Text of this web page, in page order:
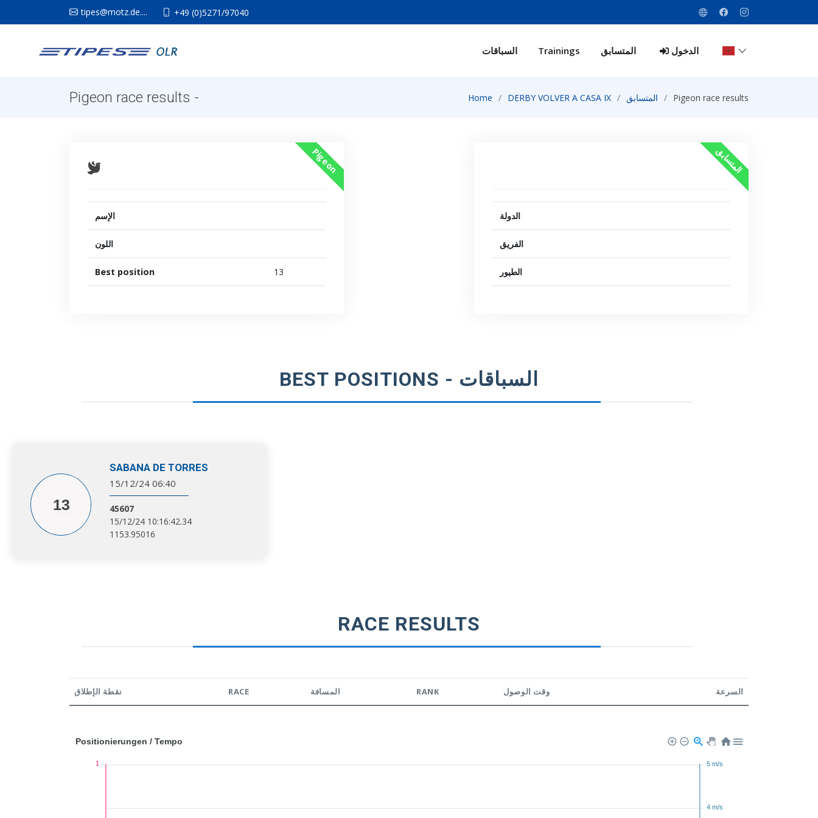
tipes@motz.de.... +49 (0)5271/97040
السباقات Trainings المتسابق الدخول
Pigeon race results - Home DERBY VOLVER A CASA IX المتسابق Pigeon race results
Pigeon
الإسم
اللون
Best position 13
المتسابق
الدولة
الفريق
الطيور
BEST POSITIONS - السباقات
13
SABANA DE TORRES
15/12/24 06:40
45607
15/12/24 10:16:42.34
1153.95016
RACE RESULTS
نقطة الإطلاق RACE المسافة RANK وقت الوصول السرعة
Positionierungen / Tempo
1 5 m/s
4 m/s